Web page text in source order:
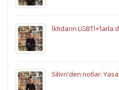
İktidarın LGBTİ+’larla
Silivri'den notlar: